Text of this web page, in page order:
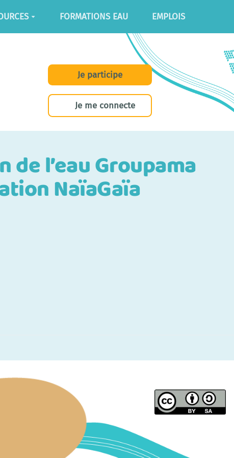
FORMATIONS EAU EMPLOIS
Je participe
Je me connecte
l’eau Groupama
NaïaGaïa